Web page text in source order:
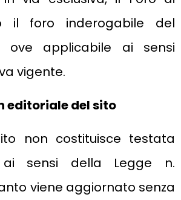
il foro inderogabile del
ove applicabile ai sensi
vigente.
editoriale del sito
non costituisce testata
ai sensi della Legge n.
viene aggiornato senza